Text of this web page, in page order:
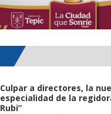
Culpar a directores, la
especialidad de la
Rubi”